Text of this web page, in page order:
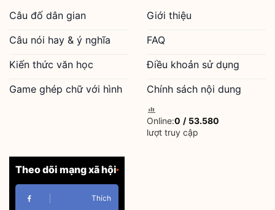
Câu đố dân gian
Câu nói hay & ý nghĩa
Kiến thức văn học
Game ghép chữ với hình
Giới thiệu
FAQ
Điều khoản sử dụng
Chính sách nội dung
Online:0 / 53.580
lượt truy cập
Theo dõi mạng xã hội
Thích